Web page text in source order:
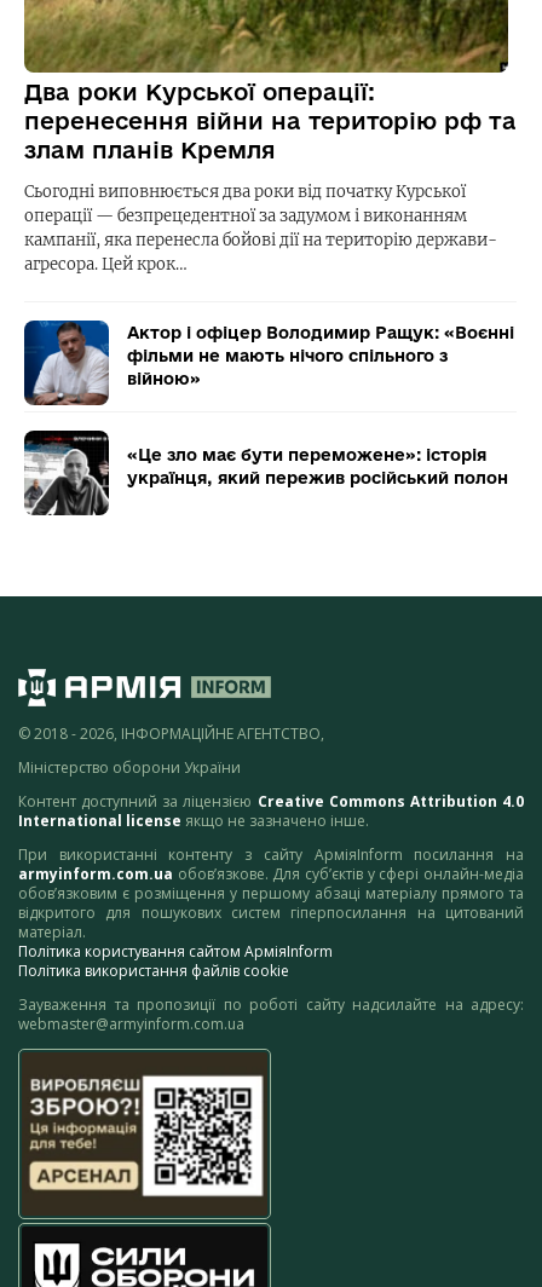
Два роки Курської операції:
перенесення війни на територію рф та
злам планів Кремля
Сьогодні виповнюється два роки від початку Курської
операції — безпрецедентної за задумом і виконанням
кампанії, яка перенесла бойові дії на територію держави-
агресора. Цей крок…
Актор і офіцер Володимир Ращук: «Воєнні
фільми не мають нічого спільного з
війною»
«Це зло має бути переможене»: історія
українця, який пережив російський полон
© 2018 - 2026, ІНФОРМАЦІЙНЕ АГЕНТСТВО,
Міністерство оборони України
Контент доступний за ліцензією Creative Commons Attribution 4.0
International license якщо не зазначено інше.
При використанні контенту з сайту АрміяInform посилання на
armyinform.com.ua обов’язкове. Для суб’єктів у сфері онлайн-медіа
обов’язковим є розміщення у першому абзаці матеріалу прямого та
відкритого для пошукових систем гіперпосилання на цитований
матеріал.
Політика користування сайтом АрміяInform
Політика використання файлів cookie
Зауваження та пропозиції по роботі сайту надсилайте на адресу:
webmaster@armyinform.com.ua